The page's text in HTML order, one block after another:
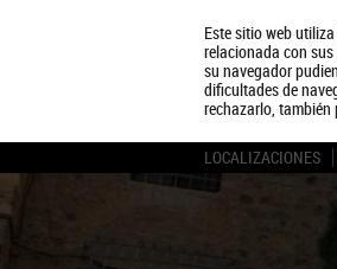
Este sitio web
relacionada con
su navegador
dificultades de
rechazarlo, también
LOCALIZACIONES